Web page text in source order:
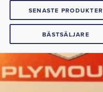
SENASTE PRODUKTER
BÄSTSÄLJARE